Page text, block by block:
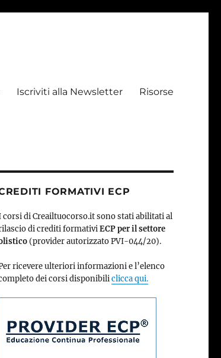
Iscriviti alla Newsletter Risorse
FORMATIVI ECP
corsi di Creailtuocorso.it sono stati abilitati al
di crediti formativiECP per il settore
(provider autorizzato PVI-044/20).
ricevere ulteriori informazioni e l’elenco
dei corsi disponibiliclicca qui.